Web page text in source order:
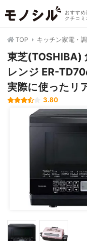
おすす
クチコミ
TOP キッチン家電・
東芝(TOSHIBA)
レンジ ER-
実際に使ったリ
3.80